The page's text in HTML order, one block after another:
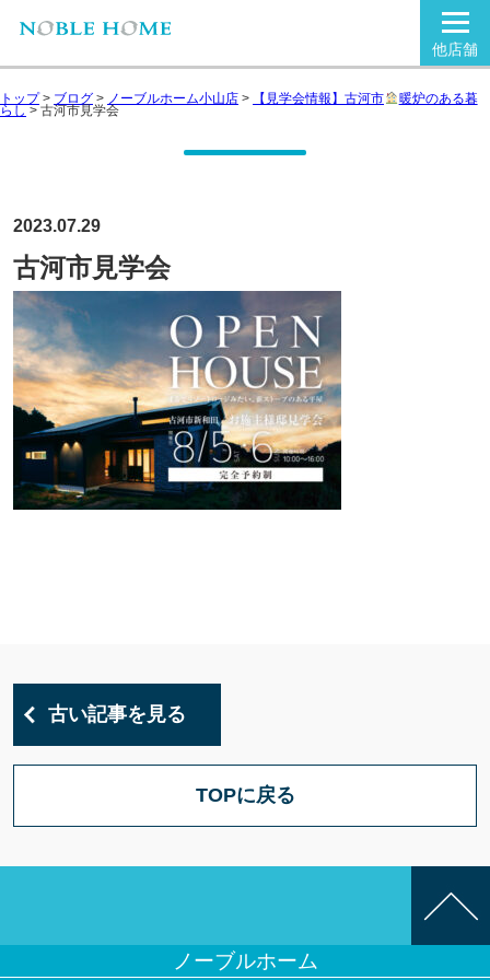
他店舗
トップ> ブログ > ノーブルホーム小山店 > 【見学会情報】古河市 暖炉のある暮
らし>古河市見学会
2023.07.29
古河市見学会
古い記事を見る
TOPに戻る
ノーブルホーム